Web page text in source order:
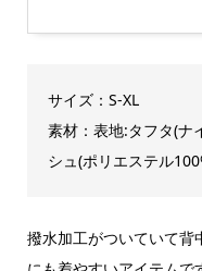
サイズ：S-XL
素材：表地:タフタ(
シュ(ポリエステル
撥水加工がついていて背